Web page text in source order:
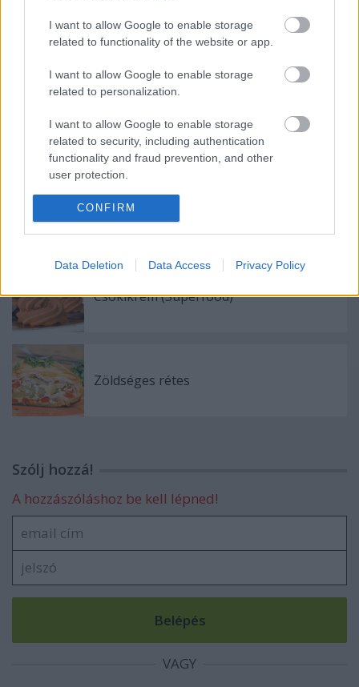
I want to allow Google to enable storage
related to functionality of the website or app.
I want to allow Google to enable storage
related to personalization.
I want to allow Google to enable storage
related to security, including authentication
functionality and fraud prevention, and other
user protection.
CONFIRM
Data Deletion Data Access Privacy Policy
“Húsleves” tökmagból
Ribizlis köleskoch
Vegán digestive keksz
Csokikrém (Superfood)
Zöldséges rétes
Szólj hozzá!
A hozzászóláshoz be kell lépned!
VAGY